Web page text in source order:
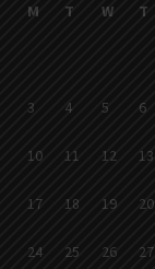
M
T W T
3 4 5 6
10 11 12 13
17 18 19 20
24 25 26 27